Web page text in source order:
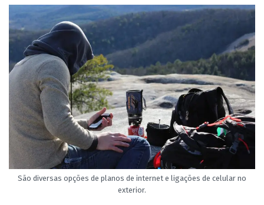
São diversas opções de planos de internet e ligações de celular no
exterior.